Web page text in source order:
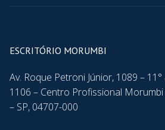
ESCRITÓRIO MORUMBI
Av. Roque Petroni Júnior, 1089 –
1106 – Centro Profissional Morumbi
– SP, 04707-000